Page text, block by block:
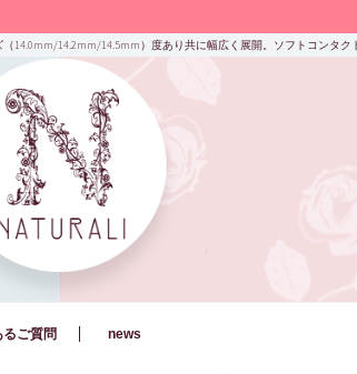
14.0mm/14.2mm/14.5mm）度あり共に幅広く展開。ソフトコンタ
るご質問 news